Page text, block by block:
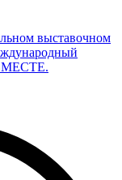
выставочном